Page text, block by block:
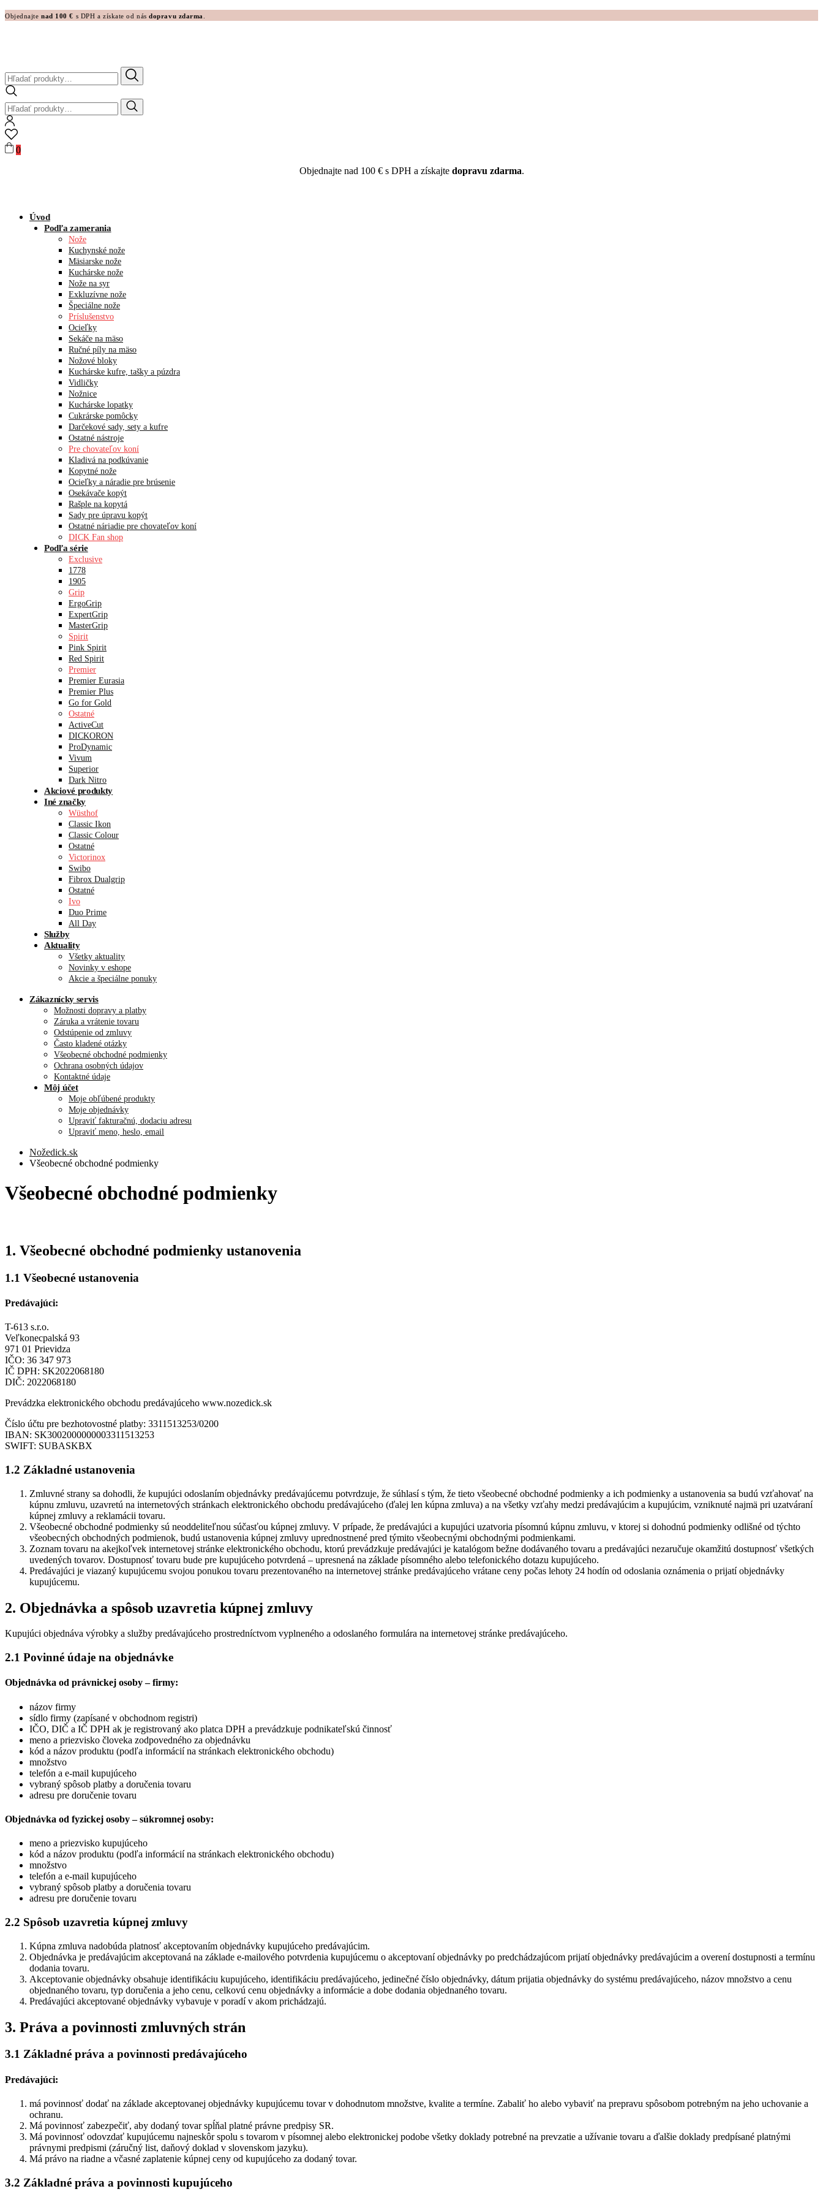
Objednajtenad 100 € s DPH a získate od násdopravu zdarma
Hľadať:
Hľadať:
0
Objednajte nad 100 € s DPH a získajte dopravu zdarma.
Úvod
Podľa zamerania
Nože
Kuchynské nože
Mäsiarske nože
Kuchárske nože
Nože na syr
Exkluzívne nože
Špeciálne nože
Príslušenstvo
Ocieľky
Sekáče na mäso
Ručné píly na mäso
Nožové bloky
Kuchárske kufre, tašky a púzdra
Vidličky
Nožnice
Kuchárske lopatky
Cukrárske pomôcky
Darčekové sady, sety a kufre
Ostatné nástroje
Pre chovateľov koní
Kladivá na podkúvanie
Kopytné nože
Ocieľky a náradie pre brúsenie
Osekávače kopýt
Rašple na kopytá
Sady pre úpravu kopýt
Ostatné náriadie pre chovateľov koní
DICK Fan shop
Podľa série
Exclusive
1778
1905
Grip
ErgoGrip
ExpertGrip
MasterGrip
Spirit
Pink Spirit
Red Spirit
Premier
Premier Eurasia
Premier Plus
Go for Gold
Ostatné
ActiveCut
DICKORON
ProDynamic
Vivum
Superior
Dark Nitro
Akciové produkty
Iné značky
Wüsthof
Classic Ikon
Classic Colour
Ostatné
Victorinox
Swibo
Fibrox Dualgrip
Ostatné
Ivo
Duo Prime
All Day
Služby
Aktuality
Všetky aktuality
Novinky v eshope
Akcie a špeciálne ponuky
Zákaznícky servis
Možnosti dopravy a platby
Záruka a vrátenie tovaru
Odstúpenie od zmluvy
Často kladené otázky
Všeobecné obchodné podmienky
Ochrana osobných údajov
Kontaktné údaje
Môj účet
Moje obľúbené produkty
Moje objednávky
Upraviť fakturačnú, dodaciu adresu
Upraviť meno, heslo, email
Nožedick.sk
Všeobecné obchodné podmienky
Všeobecné obchodné podmienky
1. Všeobecné obchodné podmienky ustanovenia
1.1 Všeobecné ustanovenia
Predávajúci:
T-613 s.r.o.
Veľkonecpalská 93
971 01 Prievidza
IČO: 36 347 973
IČ DPH: SK2022068180
DIČ: 2022068180
Prevádzka elektronického obchodu predávajúceho www.nozedick.sk
Číslo účtu pre bezhotovostné platby: 3311513253/0200
IBAN: SK3002000000003311513253
SWIFT: SUBASKBX
1.2 Základné ustanovenia
Zmluvné strany sa dohodli, že kupujúci odoslaním objednávky predávajúcemu potvrdzuje, že súhlasí s tým, že tieto všeobecné obchodné podmienky a ich podmienky a ustanovenia sa budú vzťahovať na
kúpnu zmluvu, uzavretú na internetových stránkach elektronického obchodu predávajúceho (ďalej len kúpna zmluva) a na všetky vzťahy medzi predávajúcim a kupujúcim, vzniknuté najmä pri uzatváraní
kúpnej zmluvy a reklamácii tovaru.
Všeobecné obchodné podmienky sú neoddeliteľnou súčasťou kúpnej zmluvy. V prípade, že predávajúci a kupujúci uzatvoria písomnú kúpnu zmluvu, v ktorej si dohodnú podmienky odlišné od týchto
všeobecných obchodných podmienok, budú ustanovenia kúpnej zmluvy uprednostnené pred týmito všeobecnými obchodnými podmienkami.
Zoznam tovaru na akejkoľvek internetovej stránke elektronického obchodu, ktorú prevádzkuje predávajúci je katalógom bežne dodávaného tovaru a predávajúci nezaručuje okamžitú dostupnosť všetkých
uvedených tovarov. Dostupnosť tovaru bude pre kupujúceho potvrdená – upresnená na základe písomného alebo telefonického dotazu kupujúceho.
Predávajúci je viazaný kupujúcemu svojou ponukou tovaru prezentovaného na internetovej stránke predávajúceho vrátane ceny počas lehoty 24 hodín od odoslania oznámenia o prijatí objednávky
kupujúcemu.
2. Objednávka a spôsob uzavretia kúpnej zmluvy
Kupujúci objednáva výrobky a služby predávajúceho prostredníctvom vyplneného a odoslaného formulára na internetovej stránke predávajúceho.
2.1 Povinné údaje na objednávke
Objednávka od právnickej osoby – firmy:
názov firmy
sídlo firmy (zapísané v obchodnom registri)
IČO, DIČ a IČ DPH ak je registrovaný ako platca DPH a prevádzkuje podnikateľskú činnosť
meno a priezvisko človeka zodpovedného za objednávku
kód a názov produktu (podľa informácií na stránkach elektronického obchodu)
množstvo
telefón a e-mail kupujúceho
vybraný spôsob platby a doručenia tovaru
adresu pre doručenie tovaru
Objednávka od fyzickej osoby – súkromnej osoby:
meno a priezvisko kupujúceho
kód a názov produktu (podľa informácií na stránkach elektronického obchodu)
množstvo
telefón a e-mail kupujúceho
vybraný spôsob platby a doručenia tovaru
adresu pre doručenie tovaru
2.2 Spôsob uzavretia kúpnej zmluvy
Kúpna zmluva nadobúda platnosť akceptovaním objednávky kupujúceho predávajúcim.
Objednávka je predávajúcim akceptovaná na základe e-mailového potvrdenia kupujúcemu o akceptovaní objednávky po predchádzajúcom prijatí objednávky predávajúcim a overení dostupnosti a termínu
dodania tovaru.
Akceptovanie objednávky obsahuje identifikáciu kupujúceho, identifikáciu predávajúceho, jedinečné číslo objednávky, dátum prijatia objednávky do systému predávajúceho, názov množstvo a cenu
objednaného tovaru, typ doručenia a jeho cenu, celkovú cenu objednávky a informácie a dobe dodania objednaného tovaru.
Predávajúci akceptované objednávky vybavuje v poradí v akom prichádzajú.
3. Práva a povinnosti zmluvných strán
3.1 Základné práva a povinnosti predávajúceho
Predávajúci:
má povinnosť dodať na základe akceptovanej objednávky kupujúcemu tovar v dohodnutom množstve, kvalite a termíne. Zabaliť ho alebo vybaviť na prepravu spôsobom potrebným na jeho uchovanie a
ochranu.
Má povinnosť zabezpečiť, aby dodaný tovar spĺňal platné právne predpisy SR.
Má povinnosť odovzdať kupujúcemu najneskôr spolu s tovarom v písomnej alebo elektronickej podobe všetky doklady potrebné na prevzatie a užívanie tovaru a ďalšie doklady predpísané platnými
právnymi predpismi (záručný list, daňový doklad v slovenskom jazyku).
Má právo na riadne a včasné zaplatenie kúpnej ceny od kupujúceho za dodaný tovar.
3.2 Základné práva a povinnosti kupujúceho